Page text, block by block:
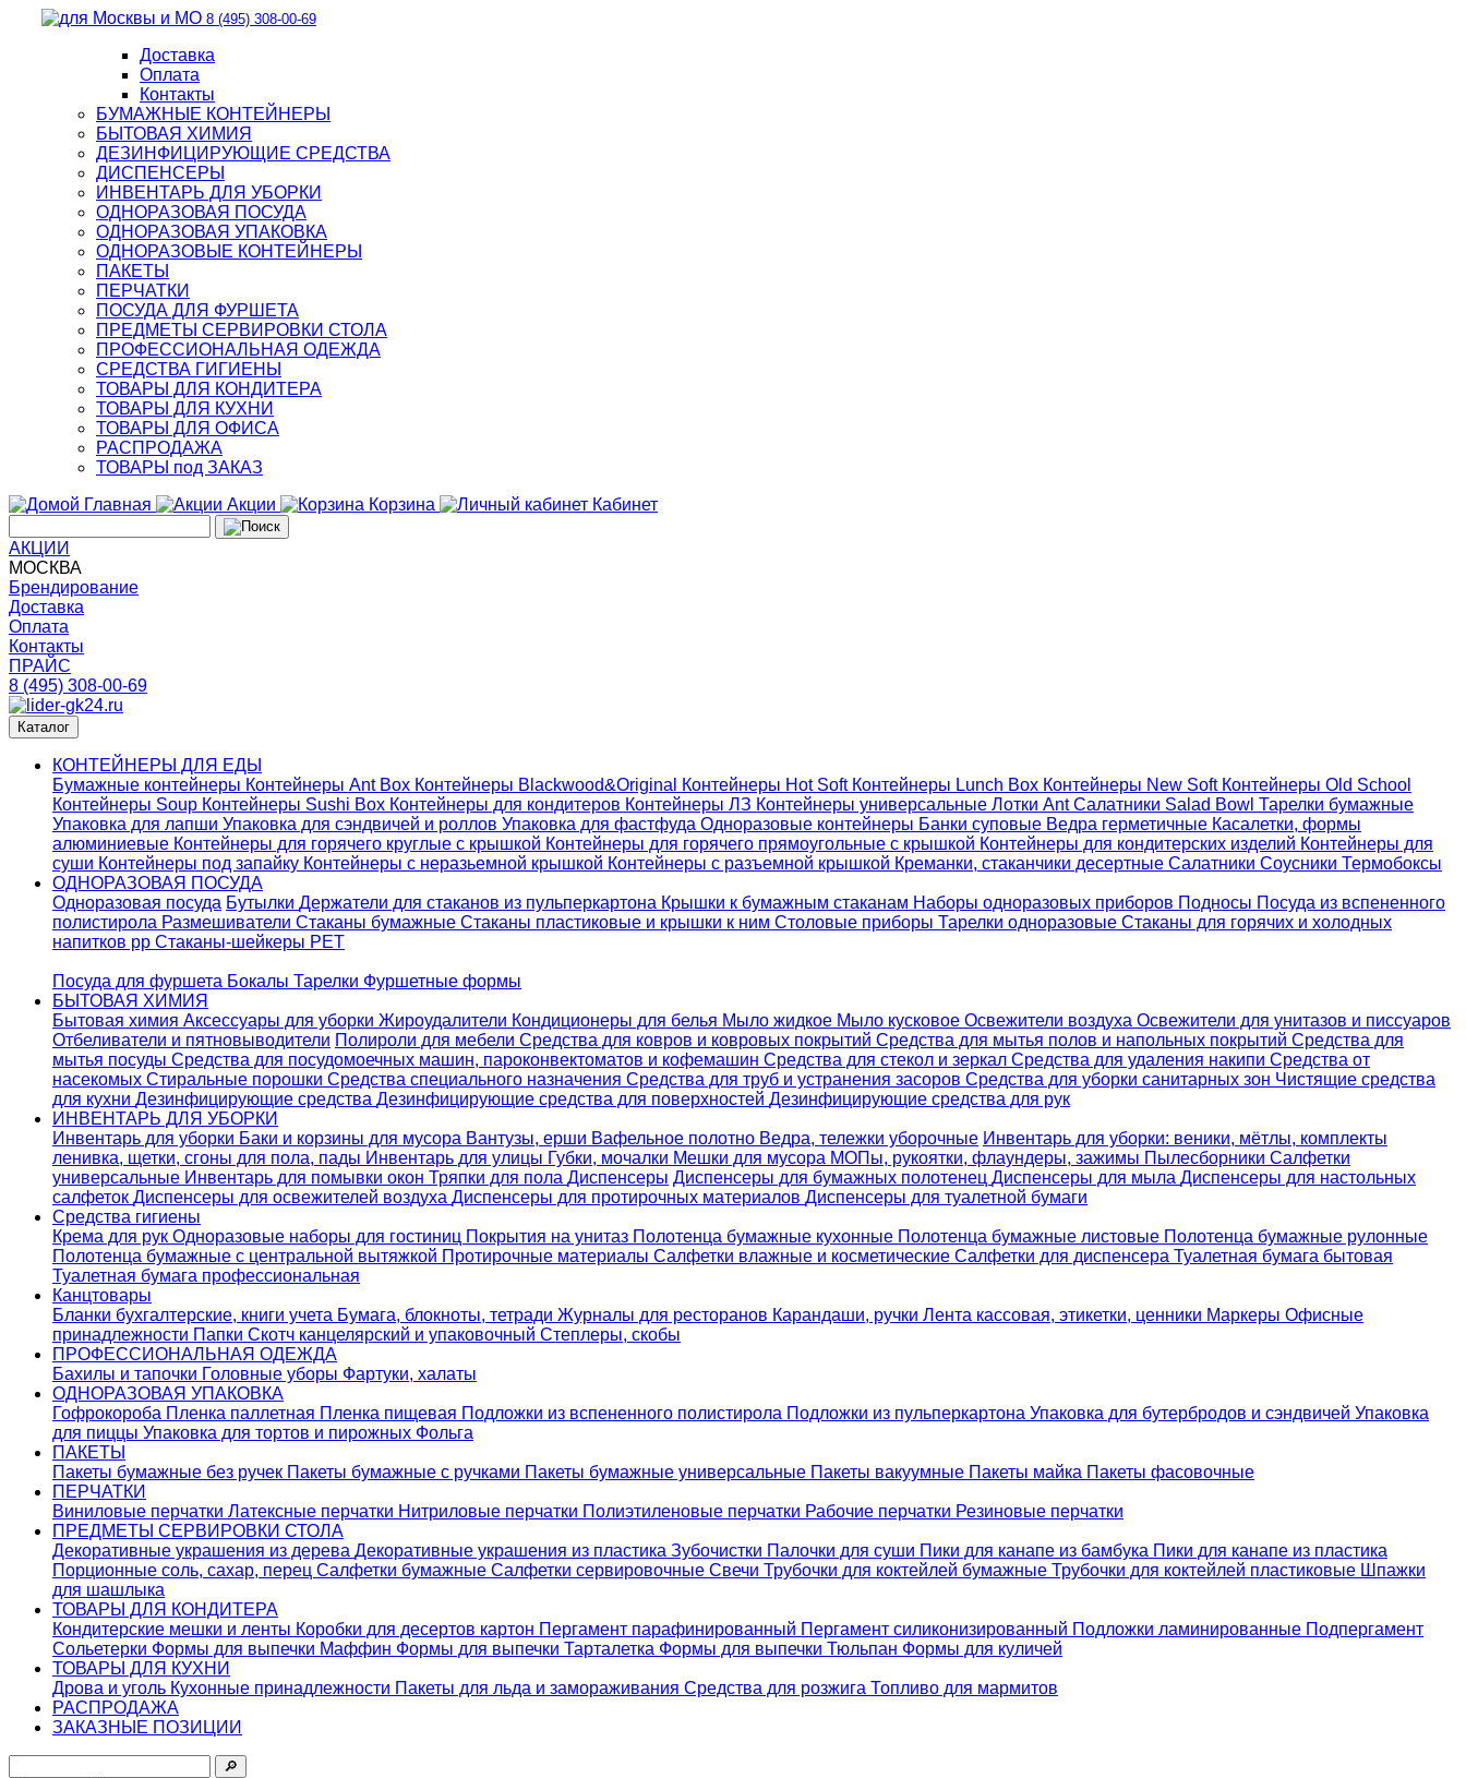
8 (495) 308-00-69
Доставка
Оплата
Контакты
БУМАЖНЫЕ КОНТЕЙНЕРЫ
БЫТОВАЯ ХИМИЯ
ДЕЗИНФИЦИРУЮЩИЕ СРЕДСТВА
ДИСПЕНСЕРЫ
ИНВЕНТАРЬ ДЛЯ УБОРКИ
ОДНОРАЗОВАЯ ПОСУДА
ОДНОРАЗОВАЯ УПАКОВКА
ОДНОРАЗОВЫЕ КОНТЕЙНЕРЫ
ПАКЕТЫ
ПЕРЧАТКИ
ПОСУДА ДЛЯ ФУРШЕТА
ПРЕДМЕТЫ СЕРВИРОВКИ СТОЛА
ПРОФЕССИОНАЛЬНАЯ ОДЕЖДА
СРЕДСТВА ГИГИЕНЫ
ТОВАРЫ ДЛЯ КОНДИТЕРА
ТОВАРЫ ДЛЯ КУХНИ
ТОВАРЫ ДЛЯ ОФИСА
РАСПРОДАЖА
ТОВАРЫ под ЗАКАЗ
Главная
Акции Корзина Кабинет
АКЦИИ
МОСКВА
Брендирование
Доставка
Оплата
Контакты
ПРАЙС
8 (495) 308-00-69
Каталог
КОНТЕЙНЕРЫ ДЛЯ ЕДЫ
Бумажные контейнеры Контейнеры Ant Box Контейнеры Blackwood&Original Контейнеры Hot Soft Контейнеры Lunch Box Контейнеры New Soft Контейнеры Old School
Контейнеры Soup Контейнеры Sushi Box Контейнеры для кондитеров Контейнеры ЛЗ Контейнеры универсальные Лотки AntСалатники Salad Bowl Тарелки бумажные
Упаковка для лапши Упаковка для сэндвичей и роллов Упаковка для фастфуда Одноразовые контейнеры Банки суповые Ведра герметичные Касалетки, формы
алюминиевые Контейнеры для горячего круглые с крышкой Контейнеры для горячего прямоугольные с крышкой Контейнеры для кондитерских изделий Контейнеры для
суши Контейнеры под запайку Контейнеры с неразьемной крышкой Контейнеры с разъемной крышкой Креманки, стаканчики десертные Салатники Соусники Термобоксы
ОДНОРАЗОВАЯ ПОСУДА
Одноразовая посуда Бутылки Держатели для стаканов из пульперкартона Крышки к бумажным стаканам Наборы одноразовых приборов Подносы Посуда из вспененного
полистирола Размешиватели Стаканы бумажные Стаканы пластиковые и крышки к ним Столовые приборы Тарелки одноразовые Стаканы для горячих и холодных
напитков pp Стаканы-шейкеры PET
Посуда для фуршета Бокалы Тарелки Фуршетные формы
БЫТОВАЯ ХИМИЯ
Бытовая химия Аксессуары для уборки Жироудалители Кондиционеры для белья Мыло жидкое Мыло кусковое Освежители воздуха Освежители для унитазов и писсуаров
Отбеливатели и пятновыводители Полироли для мебели Средства для ковров и ковровых покрытий Средства для мытья полов и напольных покрытий Средства для
мытья посуды Средства для посудомоечных машин, пароконвектоматов и кофемашин Средства для стекол и зеркал Средства для удаления накипи Средства от
насекомых Стиральные порошки Cредства специального назначения Средства для труб и устранения засоров Средства для уборки санитарных зон Чистящие средства
для кухни Дезинфицирующие средства Дезинфицирующие средства для поверхностей Дезинфицирующие средства для рук
ИНВЕНТАРЬ ДЛЯ УБОРКИ
Инвентарь для уборки Баки и корзины для мусора Вантузы, ерши Вафельное полотно Ведра, тележки уборочные Инвентарь для уборки: веники, мётлы, комплекты
ленивка, щетки, сгоны для пола, пады Инвентарь для улицы Губки, мочалки Мешки для мусора МОПы, рукоятки, флаундеры, зажимы Пылесборники Салфетки
универсальные Инвентарь для помывки окон Тряпки для пола Диспенсеры Диспенсеры для бумажных полотенец Диспенсеры для мыла Диспенсеры для настольных
салфеток Диспенсеры для освежителей воздуха Диспенсеры для протирочных материалов Диспенсеры для туалетной бумаги
Средства гигиены
Крема для рук Одноразовые наборы для гостиниц Покрытия на унитаз Полотенца бумажные кухонные Полотенца бумажные листовые Полотенца бумажные рулонные
Полотенца бумажные с центральной вытяжкой Протирочные материалы Салфетки влажные и косметические Салфетки для диспенсера Туалетная бумага бытовая
Туалетная бумага профессиональная
Канцтовары
Бланки бухгалтерские, книги учета Бумага, блокноты, тетради Журналы для ресторанов Карандаши, ручки Лента кассовая, этикетки, ценники Маркеры Офисные
принадлежности Папки Скотч канцелярский и упаковочный Степлеры, скобы
ПРОФЕССИОНАЛЬНАЯ ОДЕЖДА
Бахилы и тапочки Головные уборы Фартуки, халаты
ОДНОРАЗОВАЯ УПАКОВКА
Гофрокороба Пленка паллетная Пленка пищевая Подложки из вспененного полистирола Подложки из пульперкартона Упаковка для бутербродов и сэндвичей Упаковка
для пиццы Упаковка для тортов и пирожных Фольга
ПАКЕТЫ
Пакеты бумажные без ручек Пакеты бумажные с ручками Пакеты бумажные универсальные Пакеты вакуумные Пакеты майка Пакеты фасовочные
ПЕРЧАТКИ
Виниловые перчатки Латексные перчатки Нитриловые перчатки Полиэтиленовые перчатки Рабочие перчатки Резиновые перчатки
ПРЕДМЕТЫ СЕРВИРОВКИ СТОЛА
Декоративные украшения из дерева Декоративные украшения из пластика Зубочистки Палочки для суши Пики для канапе из бамбука Пики для канапе из пластика
Порционные соль, сахар, перец Салфетки бумажные Салфетки сервировочные Свечи Трубочки для коктейлей бумажные Трубочки для коктейлей пластиковые Шпажки
для шашлыка
ТОВАРЫ ДЛЯ КОНДИТЕРА
Кондитерские мешки и ленты Коробки для десертов картон Пергамент парафинированный Пергамент силиконизированный Подложки ламинированные Подпергамент
Сольетерки Формы для выпечки Маффин Формы для выпечки Тарталетка Формы для выпечки Тюльпан Формы для куличей
ТОВАРЫ ДЛЯ КУХНИ
Дрова и уголь Кухонные принадлежности Пакеты для льда и замораживания Средства для розжига Топливо для мармитов
РАСПРОДАЖА
ЗАКАЗНЫЕ ПОЗИЦИИ
🔎︎